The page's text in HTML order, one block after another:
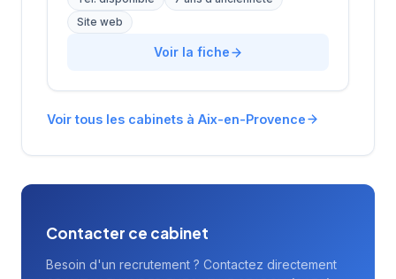
Fort d'une équipe de consultants expérimentés
en recrutement international, le cabinet
combine des méthodes traditionnelles avec
des outils innovants pour identifier les profils à
accompagne les entreprises des Bouches-du-
Site web
Voir la fiche
Voir tous les cabinets à Aix-en-Provence
Contacter ce cabinet
Besoin d'un recrutement ? Contactez directement